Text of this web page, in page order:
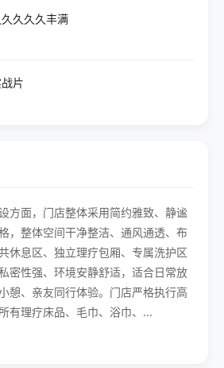
久久久丰满
片
方面，门店整体采用简约雅致、静谧
，整体空间干净整洁、通风通透、布
休息区、独立理疗包厢、专属洗护区
密性强、环境安静舒适，适合日常放
憩、亲友同行体验。门店严格执行高
有理疗床品、毛巾、浴巾、...